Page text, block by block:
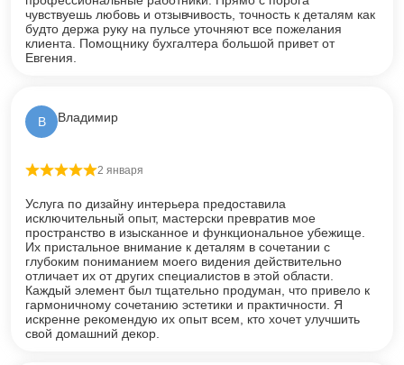
чувствуешь любовь и отзывчивость, точность к деталям как
будто держа руку на пульсе уточняют все пожелания
клиента. Помощнику бухгалтера большой привет от
Евгения.
В Владимир
Оценка5из 5
2 января
Услуга по дизайну интерьера предоставила
исключительный опыт, мастерски превратив мое
пространство в изысканное и функциональное убежище.
Их пристальное внимание к деталям в сочетании с
глубоким пониманием моего видения действительно
отличает их от других специалистов в этой области.
Каждый элемент был тщательно продуман, что привело к
гармоничному сочетанию эстетики и практичности. Я
искренне рекомендую их опыт всем, кто хочет улучшить
свой домашний декор.